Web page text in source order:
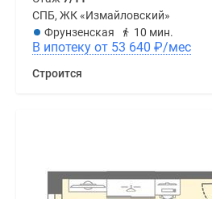
СПБ, ЖК «Измайловский»
Фрунзенская
10 мин.
В ипотеку от 53 640 ₽/мес
Строится